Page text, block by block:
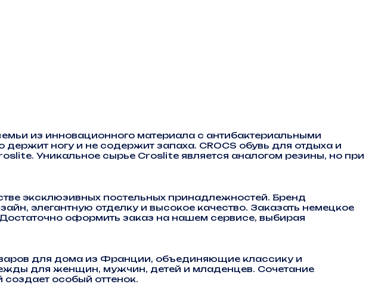
из инновационного материала с антибактериальными
ногу и не содержит запаха. CROCS обувь для отдыха и
Уникальное сырье Croslite является аналогом резины, но при
эксклюзивных постельных принадлежностей. Бренд
элегантную отделку и высокое качество. Заказать немецкое
оформить заказ на нашем сервисе, выбирая
для дома из Франции, объединяющие классику и
для женщин, мужчин, детей и младенцев. Сочетание
особый оттенок.